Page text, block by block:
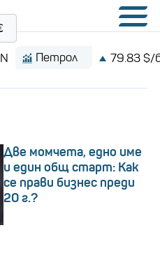
Петрол 79.83 $/барел
Две момчета, едно име
и един общ старт: Как
се прави бизнес преди
20 г.?